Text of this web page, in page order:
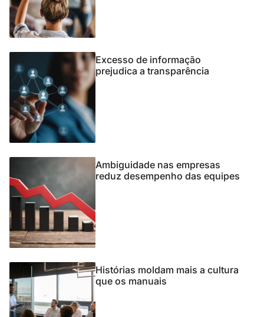
Excesso de informação
prejudica a transparência
Ambiguidade nas empresas
reduz desempenho das equipes
Histórias moldam mais a cultura
que os manuais